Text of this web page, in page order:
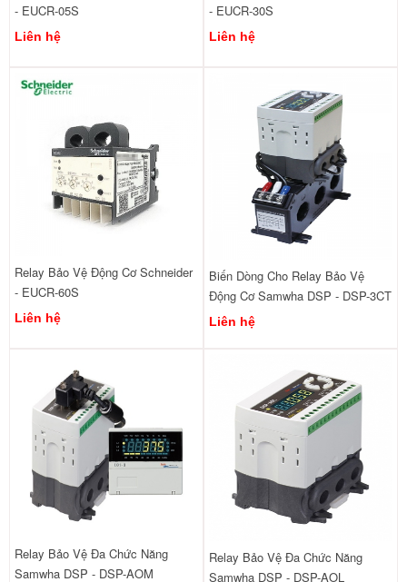
- EUCR-05S
Liên hệ
- EUCR-30S
Liên hệ
Relay Bảo Vệ Động Cơ Schneider
- EUCR-60S
Liên hệ
Biến Dòng Cho Relay Bảo Vệ
Động Cơ Samwha DSP - DSP-3CT
Liên hệ
Relay Bảo Vệ Đa Chức Năng
Samwha DSP - DSP-AOM
Relay Bảo Vệ Đa Chức Năng
Samwha DSP - DSP-AOL